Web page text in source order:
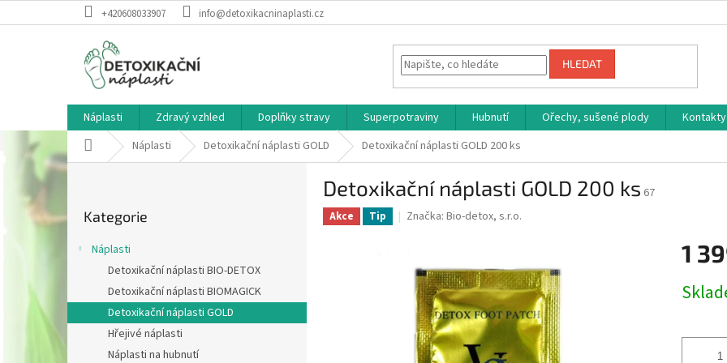
na
+420608033907 info@detoxikacninaplasti.cz
HLEDAT
Náplasti Zdravý vzhled Doplňky stravy Superpotraviny Hubnutí Ořechy, sušené plody
Kontakty
Domů Náplasti Detoxikační náplasti GOLD Detoxikační náplasti GOLD 200 ks
P
t
kategorie
Kategorie
Náplasti
Detoxikační náplasti BIO-DETOX
Detoxikační náplasti BIOMAGICK
Detoxikační náplasti GOLD
Hřejivé náplasti
Náplasti na hubnutí
Detoxikační náplasti GOLD 200 ks 67
Akce Tip Značka: Bio-detox, s.r.o.
1
cena: